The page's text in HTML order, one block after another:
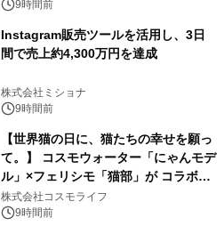
9時間前
Instagram販売ツールを活用し、3日
間で売上約4,300万円を達成
株式会社ミショナ
9時間前
【世界猫の日に、猫たちの幸せを願っ
て。】 コスモウォーター「にゃんモデ
ル」×フェリシモ「猫部」が コラボキ
ャンペーンを実施
株式会社コスモライフ
9時間前